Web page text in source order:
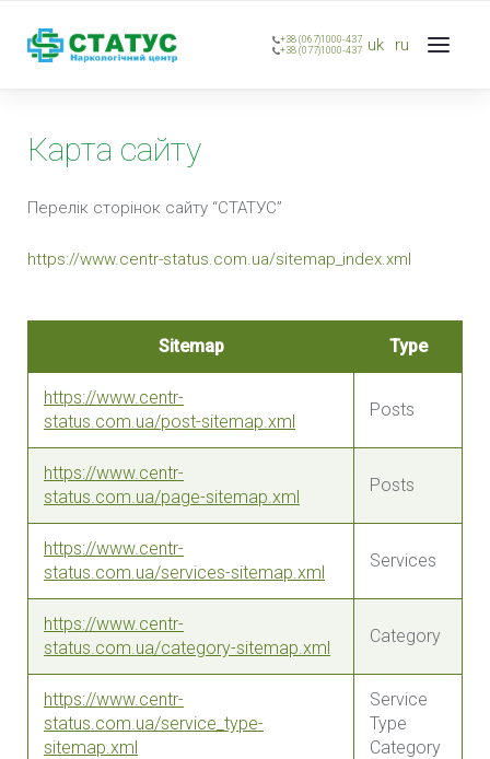
+38 (067)1000-437
+38 (077)1000-437 uk ru
Карта сайту
Перелік сторінок сайту “СТАТУС”
https://www.centr-status.com.ua/sitemap_index.xml
Sitemap Type
https://www.centr-
status.com.ua/post-sitemap.xml
Posts
https://www.centr-
status.com.ua/page-sitemap.xml
Posts
https://www.centr-
status.com.ua/services-sitemap.xml
Services
https://www.centr-
status.com.ua/category-sitemap.xml
Category
https://www.centr-
status.com.ua/service_type-
sitemap.xml
Service
Type
Category